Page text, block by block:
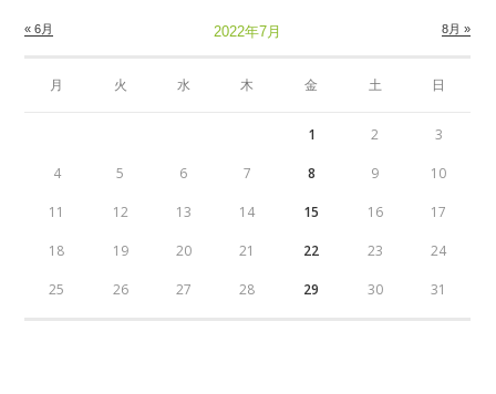
2022年7月
月 火 水 木 金 土 日
« 6月 8月 »
1 2 3
4 5 6 7 8 9 10
11 12 13 14 15 16 17
18 19 20 21 22 23 24
25 26 27 28 29 30 31